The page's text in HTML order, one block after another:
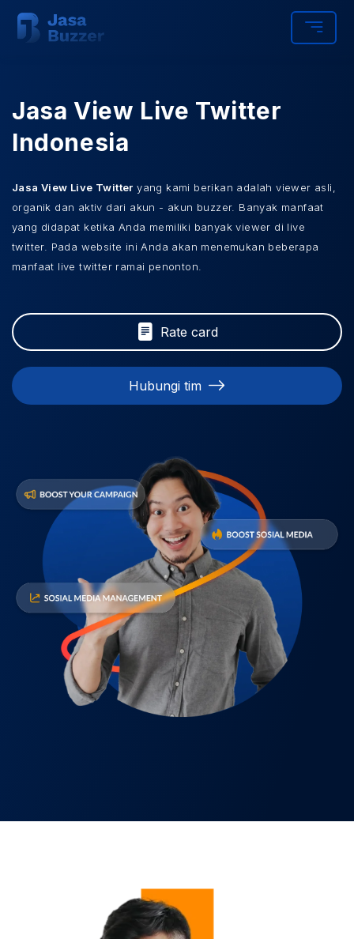
Jasa View Live Twitter
Indonesia
Jasa View Live Twitter yang kami berikan adalah viewer asli,
organik dan aktiv dari akun - akun buzzer. Banyak manfaat
yang didapat ketika Anda memiliki banyak viewer di live
twitter. Pada website ini Anda akan menemukan beberapa
manfaat live twitter ramai penonton.
Rate card
Hubungi tim